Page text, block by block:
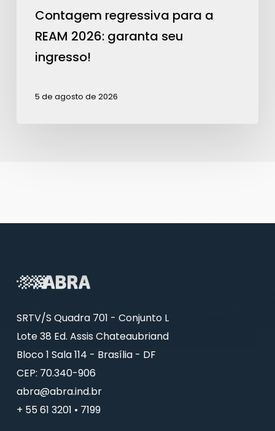
Contagem regressiva para a
REAM 2026: garanta seu
ingresso!
5 de agosto de 2026
SRTV/S Quadra 701 - Conjunto L
Lote 38 Ed. Assis Chateaubriand
Bloco 1 Sala 114 - Brasília - DF
CEP: 70.340-906
abra@abra.ind.br
+ 55 61 3201 • 7199